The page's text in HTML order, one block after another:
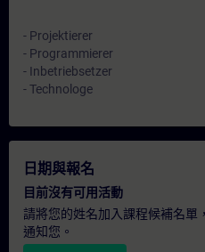
- Projektierer
- Programmierer
- Inbetriebsetzer
- Technologe
日期與報名
目前沒有可用活動
請將您的姓名加入課程候補名單
通知您。